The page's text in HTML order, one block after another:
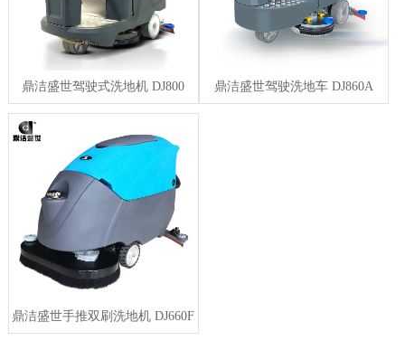
鼎洁盛世驾驶式洗地机 DJ800 鼎洁盛世驾驶洗地车 DJ860A
鼎洁盛世手推双刷洗地机 DJ660F